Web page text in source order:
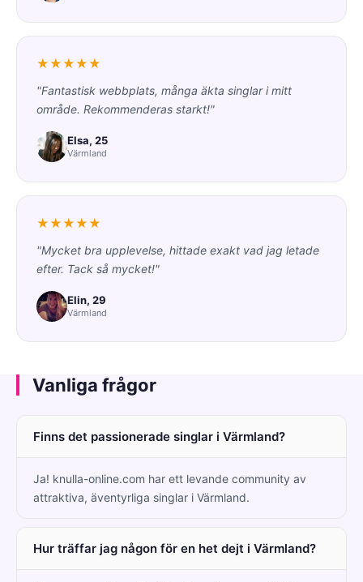
★★★★★
"Fantastisk webbplats, många äkta singlar i mitt
område. Rekommenderas starkt!"
Elsa, 25
Värmland
★★★★★
"Mycket bra upplevelse, hittade exakt vad jag letade
efter. Tack så mycket!"
Elin, 29
Värmland
Vanliga frågor
Finns det passionerade singlar i Värmland?
Ja! knulla-online.com har ett levande community av
attraktiva, äventyrliga singlar i Värmland.
Hur träffar jag någon för en het dejt i Värmland?